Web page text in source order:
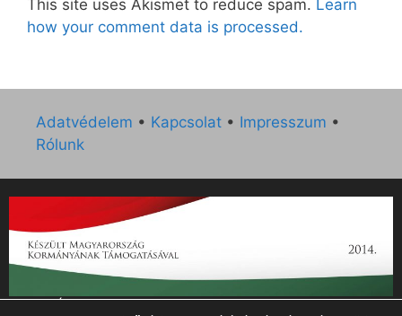
This site uses Akismet to reduce spam. Learn
how your comment data is processed.
Adatvédelem • Kapcsolat • Impresszum •
Rólunk
„Az Új Ember katolikus hetilap 2014. évi működésének